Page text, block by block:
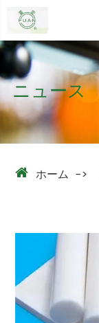
ニュース
ホーム